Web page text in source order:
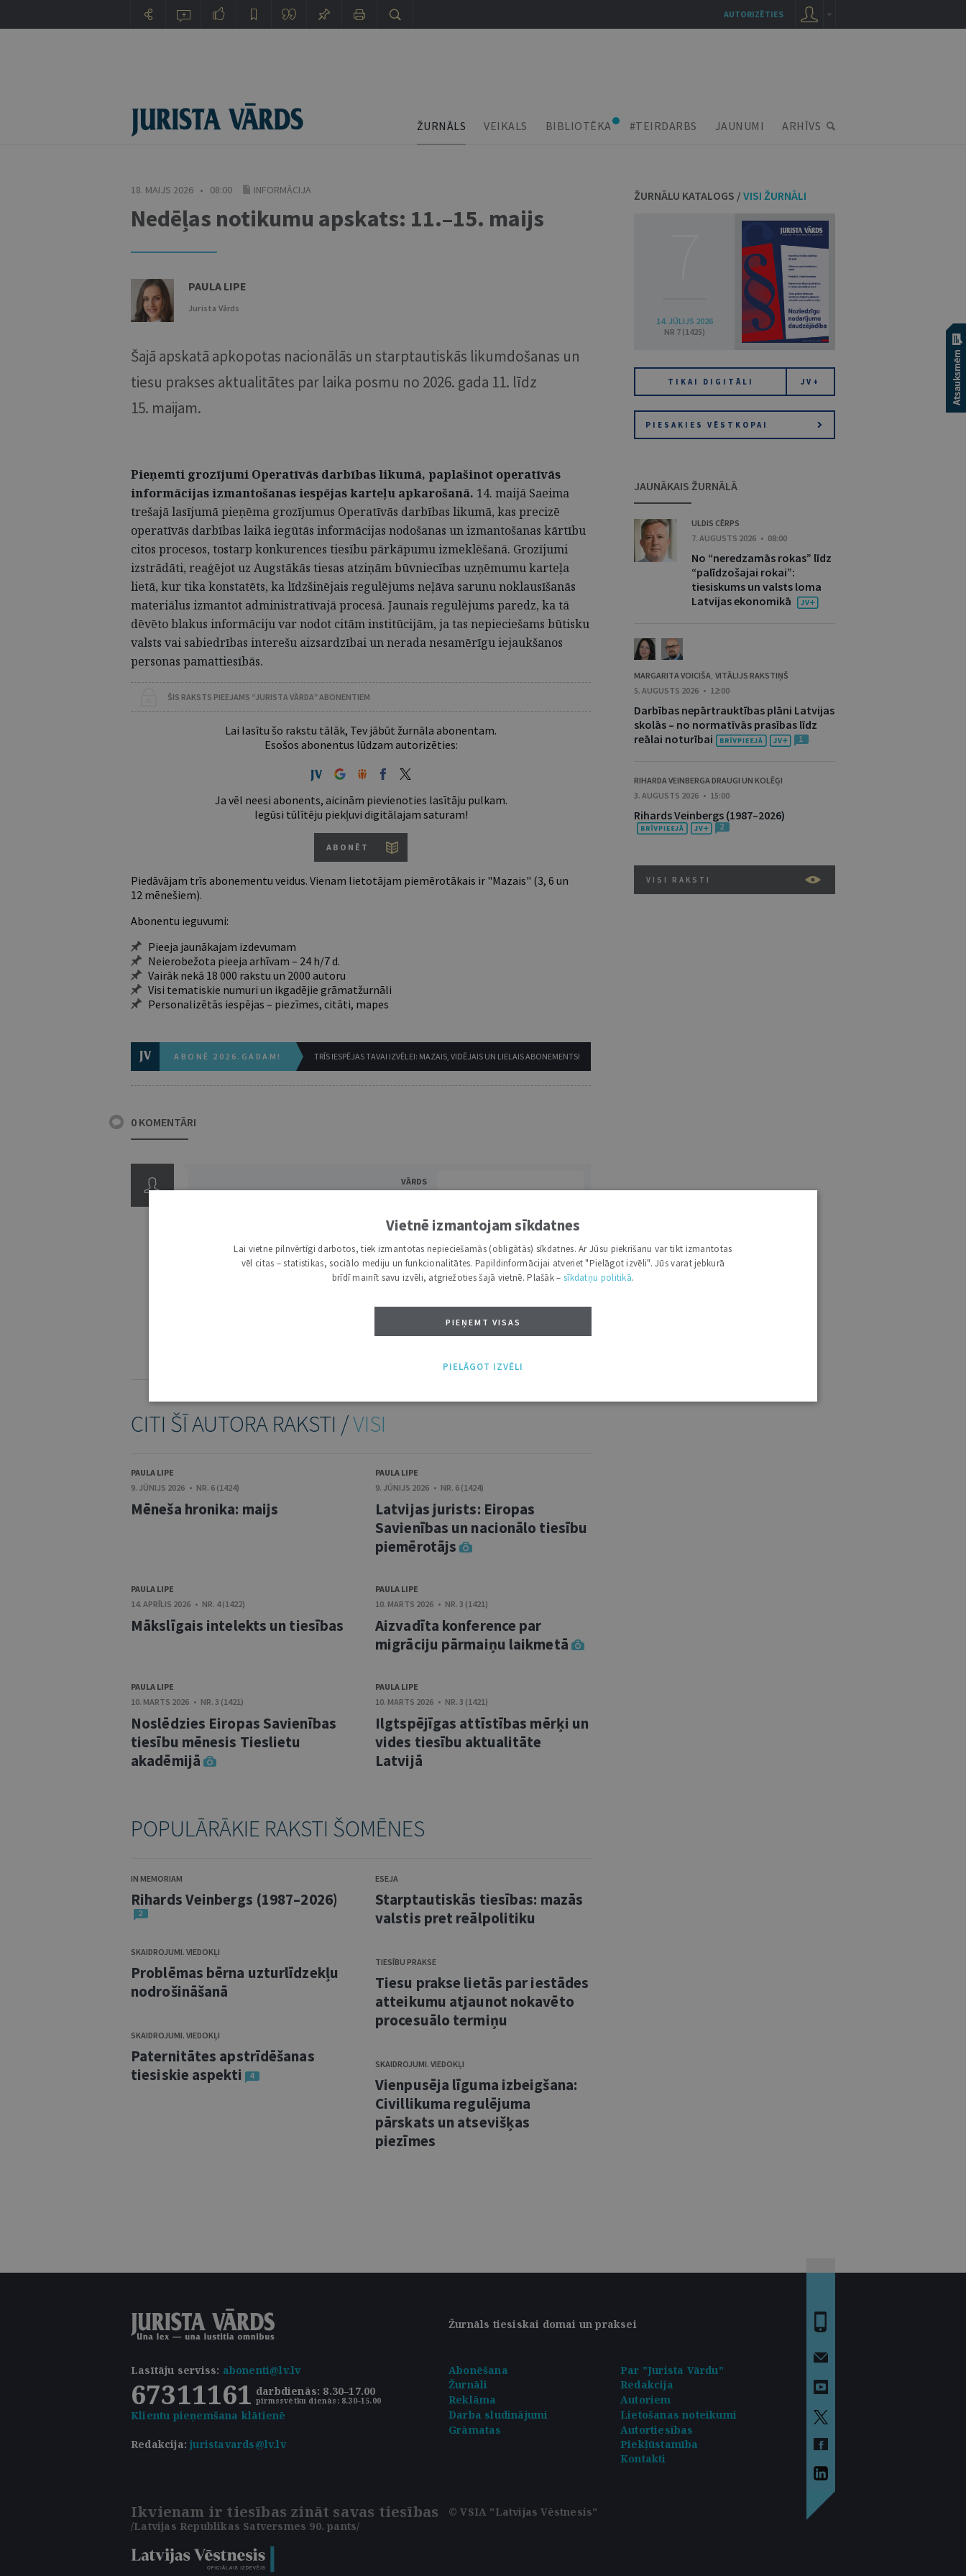
ŽURNĀLS VEIKALS BIBLIOTĒKA #TEIRDARBS JAUNUMI ARHĪVS
18. MAIJS 2026 • 08:00 INFORMĀCIJA
Nedēļas notikumu apskats: 11.–15. maijs
PAULA LIPE
Jurista Vārds
Šajā apskatā apkopotas nacionālās un starptautiskās likumdošanas un
tiesu prakses aktualitātes par laika posmu no 2026. gada 11. līdz
15. maijam.
Pieņemti grozījumi Operatīvās darbības likumā, paplašinot operatīvās
informācijas izmantošanas iespējas karteļu apkarošanā. 14. maijā Saeima
trešajā lasījumā pieņēma grozījumus Operatīvās darbības likumā, kas precizē
operatīvās darbības laikā iegūtās informācijas nodošanas un izmantošanas kārtību
citos procesos, tostarp konkurences tiesību pārkāpumu izmeklēšanā. Grozījumi
izstrādāti, reaģējot uz Augstākās tiesas atziņām būvniecības uzņēmumu karteļa
lietā, kur tika konstatēts, ka līdzšinējais regulējums neļāva sarunu noklausīšanās
materiālus izmantot administratīvajā procesā. Jaunais regulējums paredz, ka tā
dēvēto blakus informāciju var nodot citām institūcijām, ja tas nepieciešams būtisku
valsts vai sabiedrības interešu aizsardzībai un nerada nesamērīgu iejaukšanos
personas pamattiesībās.
ŠIS RAKSTS PIEEJAMS “JURISTA VĀRDA” ABONENTIEM
Lai lasītu šo rakstu tālāk, Tev jābūt žurnāla abonentam.
Esošos abonentus lūdzam autorizēties:
Ja vēl neesi abonents, aicinām pievienoties lasītāju pulkam.
Iegūsi tūlītēju piekļuvi digitālajam saturam!
ABONĒT
Piedāvājam trīs abonementu veidus. Vienam lietotājam piemērotākais ir "Mazais" (3, 6 un
12 mēnešiem).
Abonentu ieguvumi:
Pieeja jaunākajam izdevumam
Neierobežota pieeja arhīvam – 24 h/7 d.
Vairāk nekā 18 000 rakstu un 2000 autoru
Visi tematiskie numuri un ikgadējie grāmatžurnāli
Personalizētās iespējas – piezīmes, citāti, mapes
ABONĒ 2026.GADAM! TRĪS IESPĒJAS TAVAI IZVĒLEI: MAZAIS, VIDĒJAIS UN LIELAIS ABONEMENTS!
0 KOMENTĀRI
VĀRDS
CITI ŠĪ AUTORA RAKSTI /VISI
PAULA LIPE
9. JŪNIJS 2026 • NR. 6 (1424)
Mēneša hronika: maijs
PAULA LIPE
9. JŪNIJS 2026 • NR. 6 (1424)
Latvijas jurists: Eiropas
Savienības un nacionālo tiesību
piemērotājs
PAULA LIPE
14. APRĪLIS 2026 • NR. 4 (1422)
Mākslīgais intelekts un tiesības
PAULA LIPE
10. MARTS 2026 • NR. 3 (1421)
Aizvadīta konference par
migrāciju pārmaiņu laikmetā
PAULA LIPE
10. MARTS 2026 • NR. 3 (1421)
Noslēdzies Eiropas Savienības
tiesību mēnesis Tieslietu
akadēmijā
PAULA LIPE
10. MARTS 2026 • NR. 3 (1421)
Ilgtspējīgas attīstības mērķi un
vides tiesību aktualitāte
Latvijā
POPULĀRĀKIE RAKSTI ŠOMĒNES
IN MEMORIAM
Rihards Veinbergs (1987–2026)
2
SKAIDROJUMI. VIEDOKĻI
Problēmas bērna uzturlīdzekļu
nodrošināšanā
SKAIDROJUMI. VIEDOKĻI
Paternitātes apstrīdēšanas
tiesiskie aspekti
4
ESEJA
Starptautiskās tiesības: mazās
valstis pret reālpolitiku
TIESĪBU PRAKSE
Tiesu prakse lietās par iestādes
atteikumu atjaunot nokavēto
procesuālo termiņu
SKAIDROJUMI. VIEDOKĻI
Vienpusēja līguma izbeigšana:
Civillikuma regulējuma
pārskats un atsevišķas
piezīmes
ŽURNĀLU KATALOGS / VISI ŽURNĀLI
14. JŪLIJS 2026
NR 7 (1425)
TIKAI DIGITĀLI JV+
PIESAKIES VĒSTKOPAI
JAUNĀKAIS ŽURNĀLĀ
ULDIS CĒRPS
7. AUGUSTS 2026 • 08:00
No “neredzamās rokas” līdz
“palīdzošajai rokai”:
tiesiskums un valsts loma
Latvijas ekonomikā
MARGARITA VOICIŠA, VITĀLIJS RAKSTIŅŠ
5. AUGUSTS 2026 • 12:00
Darbības nepārtrauktības plāni Latvijas
skolās – no normatīvās prasības līdz
reālai noturībai
1
RIHARDA VEINBERGA DRAUGI UN KOLĒĢI
3. AUGUSTS 2026 • 15:00
Rihards Veinbergs (1987–2026)
2
VISI RAKSTI
Žurnāls tiesiskai domai un praksei
Lasītāju serviss: abonenti@lv.lv
67311161 darbdienās: 8.30–17.00
pirmssvētku dienās: 8.30–15.00
Klientu pieņemšana klātienē
Abonēšana
Par "Jurista Vārdu"
Žurnāli
Redakcija
Reklāma
Autoriem
Darba sludinājumi
Lietošanas noteikumi
Redakcija:juristavards@lv.lv
Grāmatas
Autortiesības
Piekļūstamība
Kontakti
Ikvienam ir tiesības zināt savas tiesības
/Latvijas Republikas Satversmes 90. pants/
© VSIA "Latvijas Vēstnesis"
AUTORIZĒTIES
Vietnē izmantojam sīkdatnes
Lai vietne pilnvērtīgi darbotos, tiek izmantotas nepieciešamās (obligātās) sīkdatnes. Ar Jūsu piekrišanu var tikt izmantotas
vēl citas – statistikas, sociālo mediju un funkcionalitātes. Papildinformācijai atveriet "Pielāgot izvēli". Jūs varat jebkurā
brīdī mainīt savu izvēli, atgriežoties šajā vietnē. Plašāk – sīkdatņu politikā.
PIEŅEMT VISAS
PIELĀGOT IZVĒLI